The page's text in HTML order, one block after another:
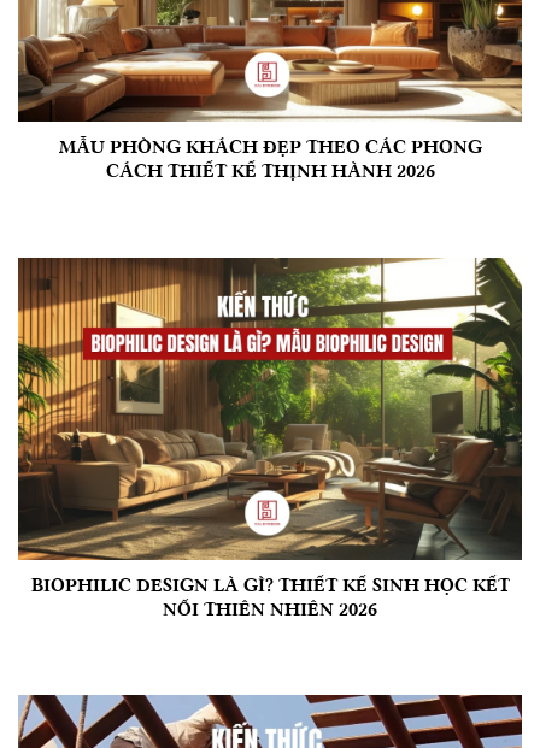
MẪU PHÒNG KHÁCH ĐẸP THEO CÁC PHONG
CÁCH THIẾT KẾ THỊNH HÀNH 2026
BIOPHILIC DESIGN LÀ GÌ? THIẾT KẾ SINH HỌC KẾT
NỐI THIÊN NHIÊN 2026